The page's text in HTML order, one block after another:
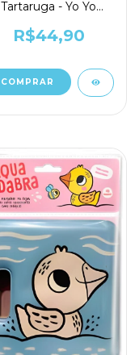
Tartaruga - Yo Yo
R$44,90